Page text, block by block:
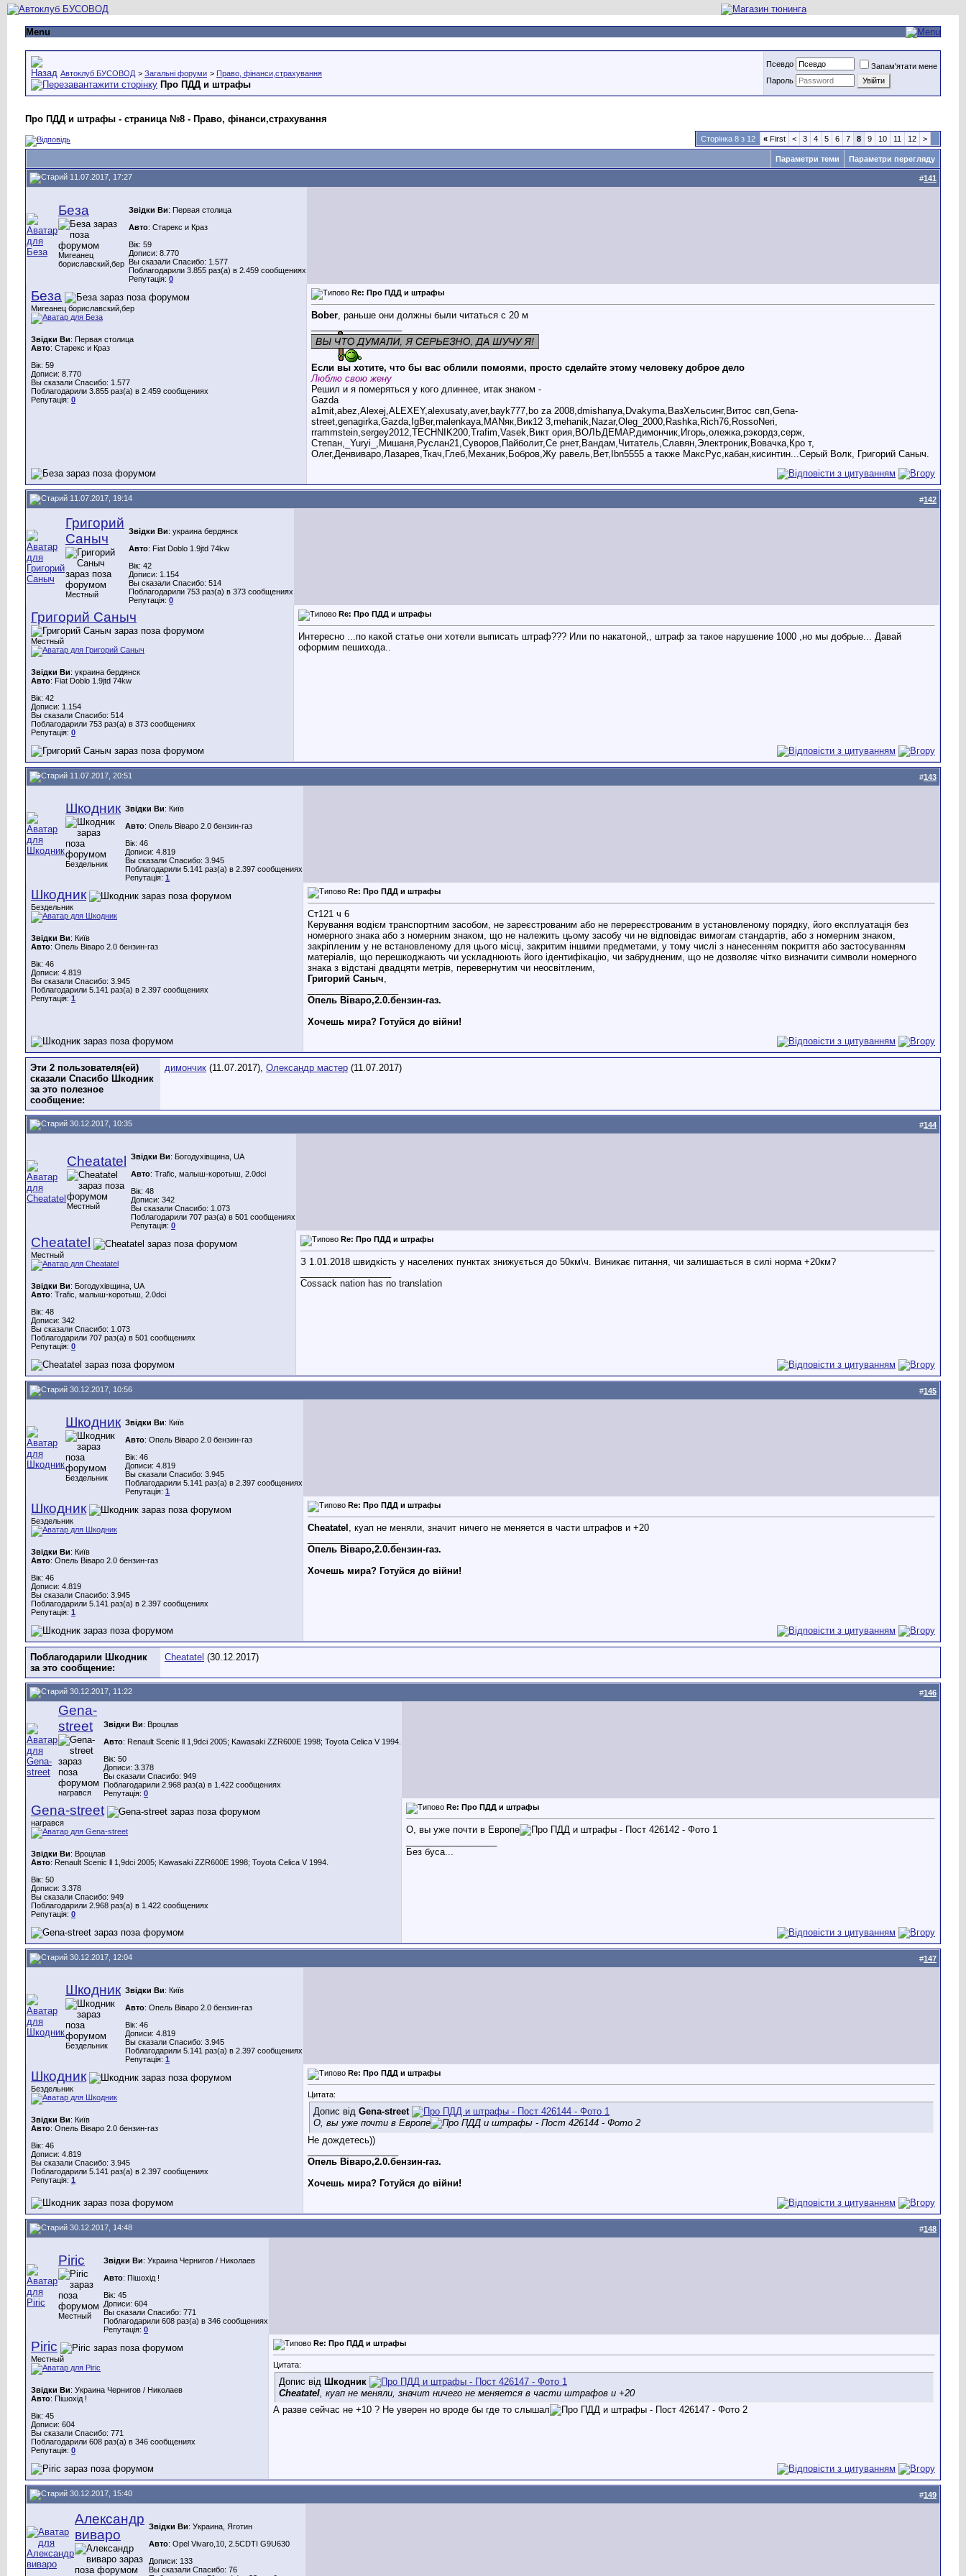
Menu
Автоклуб БУСОВОД > Загальні форуми > Право, фінанси,страхування
Про ПДД и штрафы
Псевдо
Запам'ятати мене
Пароль
Про ПДД и штрафы - страница №8 - Право, фінанси,страхування
Сторінка 8 з 12 « First < 3 4 5 6 7 8 9 10 11 12 >
Параметри теми Параметри перегляду
11.07.2017, 17:27 #141
Беза
Мигеанец
бориславский,бер
Звідки Ви: Первая столица
Авто: Старекс и Краз
Вік: 59
Дописи: 8.770
Вы сказали Спасибо: 1.577
Поблагодарили 3.855 раз(а) в 2.459 сообщениях
Репутація: 0
Беза
Мигеанец бориславский,бер
Звідки Ви: Первая столица
Авто: Старекс и Краз
Вік: 59
Дописи: 8.770
Вы сказали Спасибо: 1.577
Поблагодарили 3.855 раз(а) в 2.459 сообщениях
Репутація: 0
Re: Про ПДД и штрафы
Bober , раньше они должны были читаться с 20 м
Если вы хотите, что бы вас облили помоями, просто сделайте этому человеку доброе дело
Люблю свою жену
Решил и я померяться у кого длиннее, итак знаком -
Gazda
a1mit,abez,Alexej,ALEXEY,alexusaty,aver,bayk777,bo za 2008,dmishanya,Dvakyma,ВазХельсинг,Витос свп,Gena-
street,genagirka,Gazda,IgBer,malenkaya,MANяк,Вик12 3,mehanik,Nazar,Oleg_2000,Rashka,Rich76,RossoNeri,
rrammstein,sergey2012,TECHNIK200,Trafim,Vasek,Викт ория,ВОЛЬДЕМАР,димончик,Игорь,олежка,рэкордз,серж,
Степан,_Yuryi_,Мишаня,Руслан21,Суворов,Пайболит,Се рнет,Вандам,Читатель,Славян,Электроник,Вовачка,Кро т,
Олег,Денвиваро,Лазарев,Ткач,Глеб,Механик,Бобров,Жу равель,Вет,Ibn5555 а также МаксРус,кабан,кисинтин...Серый Волк, Григорий Саныч.
11.07.2017, 19:14 #142
Григорий
Саныч
Местный
Звідки Ви: украина бердянск
Авто: Fiat Doblo 1.9jtd 74kw
Вік: 42
Дописи: 1.154
Вы сказали Спасибо: 514
Поблагодарили 753 раз(а) в 373 сообщениях
Репутація: 0
Григорий Саныч
Местный
Звідки Ви: украина бердянск
Авто: Fiat Doblo 1.9jtd 74kw
Вік: 42
Дописи: 1.154
Вы сказали Спасибо: 514
Поблагодарили 753 раз(а) в 373 сообщениях
Репутація: 0
Re: Про ПДД и штрафы
Интересно ...по какой статье они хотели выписать штраф??? Или по накатоной,, штраф за такое нарушение 1000 ,но мы добрые... Давай
оформим пешихода..
11.07.2017, 20:51 #143
Шкодник
Бездельник
Звідки Ви: Київ
Авто: Опель Віваро 2.0 бензин-газ
Вік: 46
Дописи: 4.819
Вы сказали Спасибо: 3.945
Поблагодарили 5.141 раз(а) в 2.397 сообщениях
Репутація: 1
Шкодник
Бездельник
Звідки Ви: Київ
Авто: Опель Віваро 2.0 бензин-газ
Вік: 46
Дописи: 4.819
Вы сказали Спасибо: 3.945
Поблагодарили 5.141 раз(а) в 2.397 сообщениях
Репутація: 1
Re: Про ПДД и штрафы
Ст121 ч 6
Керування водієм транспортним засобом, не зареєстрованим або не перереєстрованим в установленому порядку, його експлуатація без
номерного знака або з номерним знаком, що не належить цьому засобу чи не відповідає вимогам стандартів, або з номерним знаком,
закріпленим у не встановленому для цього місці, закритим іншими предметами, у тому числі з нанесенням покриття або застосуванням
матеріалів, що перешкоджають чи ускладнюють його ідентифікацію, чи забрудненим, що не дозволяє чітко визначити символи номерного
знака з відстані двадцяти метрів, перевернутим чи неосвітленим,
Григорий Саныч
Опель Віваро,2.0.бензин-газ.
Хочешь мира? Готуйся до війни!
Эти 2 пользователя(ей)
сказали Спасибо Шкодник
за это полезное
сообщение:
димончик (11.07.2017), Олександр мастер (11.07.2017)
30.12.2017, 10:35 #144
Cheatatel
Местный
Звідки Ви: Богодухівщина, UA
Авто: Trafic, малыш-коротыш, 2.0dci
Вік: 48
Дописи: 342
Вы сказали Спасибо: 1.073
Поблагодарили 707 раз(а) в 501 сообщениях
Репутація: 0
Cheatatel
Местный
Звідки Ви: Богодухівщина, UA
Авто: Trafic, малыш-коротыш, 2.0dci
Вік: 48
Дописи: 342
Вы сказали Спасибо: 1.073
Поблагодарили 707 раз(а) в 501 сообщениях
Репутація: 0
Re: Про ПДД и штрафы
З 1.01.2018 швидкість у населених пунктах знижується до 50км\ч. Виникає питання, чи залишається в силі норма +20км?
Cossack nation has no translation
30.12.2017, 10:56 #145
Шкодник
Бездельник
Звідки Ви: Київ
Авто: Опель Віваро 2.0 бензин-газ
Вік: 46
Дописи: 4.819
Вы сказали Спасибо: 3.945
Поблагодарили 5.141 раз(а) в 2.397 сообщениях
Репутація: 1
Шкодник
Бездельник
Звідки Ви: Київ
Авто: Опель Віваро 2.0 бензин-газ
Вік: 46
Дописи: 4.819
Вы сказали Спасибо: 3.945
Поблагодарили 5.141 раз(а) в 2.397 сообщениях
Репутація: 1
Re: Про ПДД и штрафы
Cheatatel
, куап не меняли, значит ничего не меняется в части штрафов и +20
Опель Віваро,2.0.бензин-газ.
Хочешь мира? Готуйся до війни!
Поблагодарили Шкодник
за это сообщение:
Cheatatel (30.12.2017)
30.12.2017, 11:22 #146
Gena-
street
награвся
Звідки Ви: Вроцлав
Авто: Renault Scenic ll 1,9dci 2005; Kawasaki ZZR600E 1998; Toyota Celica V 1994.
Вік: 50
Дописи: 3.378
Вы сказали Спасибо: 949
Поблагодарили 2.968 раз(а) в 1.422 сообщениях
Репутація: 0
Gena-street
награвся
Звідки Ви: Вроцлав
Авто: Renault Scenic ll 1,9dci 2005; Kawasaki ZZR600E 1998; Toyota Celica V 1994.
Вік: 50
Дописи: 3.378
Вы сказали Спасибо: 949
Поблагодарили 2.968 раз(а) в 1.422 сообщениях
Репутація: 0
Re: Про ПДД и штрафы
О, вы уже почти в Европе
Без буса...
30.12.2017, 12:04 #147
Шкодник
Бездельник
Звідки Ви: Київ
Авто: Опель Віваро 2.0 бензин-газ
Вік: 46
Дописи: 4.819
Вы сказали Спасибо: 3.945
Поблагодарили 5.141 раз(а) в 2.397 сообщениях
Репутація: 1
Шкодник
Бездельник
Звідки Ви: Київ
Авто: Опель Віваро 2.0 бензин-газ
Вік: 46
Дописи: 4.819
Вы сказали Спасибо: 3.945
Поблагодарили 5.141 раз(а) в 2.397 сообщениях
Репутація: 1
Re: Про ПДД и штрафы
Цитата:
Допис від Gena-street
О, вы уже почти в Европе
Не дождетесь))
Опель Віваро,2.0.бензин-газ.
Хочешь мира? Готуйся до війни!
30.12.2017, 14:48 #148
Piric
Местный
Звідки Ви: Украина Чернигов / Николаев
Авто: Пішохід !
Вік: 45
Дописи: 604
Вы сказали Спасибо: 771
Поблагодарили 608 раз(а) в 346 сообщениях
Репутація: 0
Piric
Местный
Звідки Ви: Украина Чернигов / Николаев
Авто: Пішохід !
Вік: 45
Дописи: 604
Вы сказали Спасибо: 771
Поблагодарили 608 раз(а) в 346 сообщениях
Репутація: 0
Re: Про ПДД и штрафы
Цитата:
Допис від Шкодник
Cheatatel , куап не меняли, значит ничего не меняется в части штрафов и +20
А разве сейчас не +10 ? Не уверен но вроде бы где то слышал
30.12.2017, 15:40 #149
Александр
виваро
Звідки Ви: Украина, Яготин
Авто: Opel Vivaro,10, 2.5CDTI G9U630
Дописи: 133
Вы сказали Спасибо: 76